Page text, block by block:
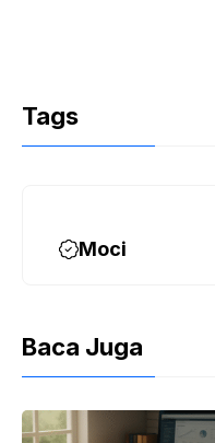
Tags
Moci
Baca Juga